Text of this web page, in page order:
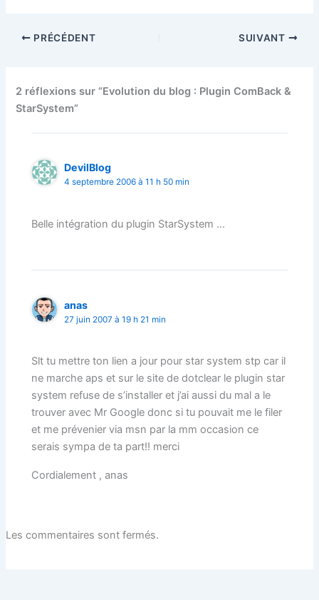
PRÉCÉDENT SUIVANT
2 réflexions sur “Evolution du blog : Plugin ComBack &
StarSystem”
DevilBlog
4 septembre 2006 à 11 h 50 min
Belle intégration du plugin StarSystem …
anas
27 juin 2007 à 19 h 21 min
Slt tu mettre ton lien a jour pour star system stp car il
ne marche aps et sur le site de dotclear le plugin star
system refuse de s’installer et j’ai aussi du mal a le
trouver avec Mr Google donc si tu pouvait me le filer
et me prévenier via msn par la mm occasion ce
serais sympa de ta part!! merci
Cordialement , anas
Les commentaires sont fermés.